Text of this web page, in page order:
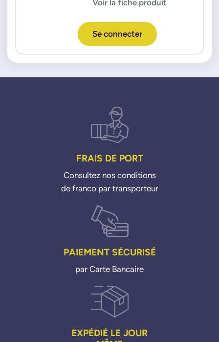
Voir la fiche produit
Se connecter
FRAIS DE PORT
Consultez nos conditions
de franco par transporteur
PAIEMENT SÉCURISÉ
par Carte Bancaire
EXPÉDIÉ LE JOUR